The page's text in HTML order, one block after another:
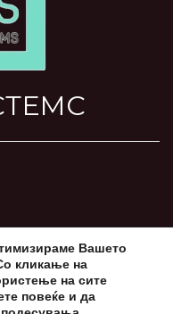
Вашето
кликање на
на сите
повеќе и да